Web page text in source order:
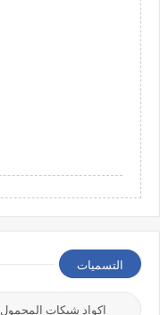
التسميات
اكواد شبكات المحمول